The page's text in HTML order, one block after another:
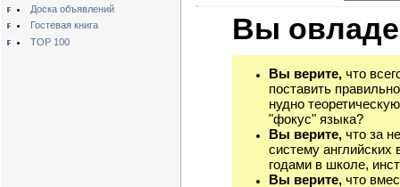
Доска объявлений
Гостевая книга
TOP 100
Вы
Вы верите, что
поставить
нудно
"фокус" языка?
Вы верите, что за
систему
годами в школе,
Вы верите, что